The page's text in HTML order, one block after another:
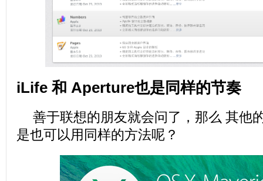
iLife 和 Aperture也是同样的节奏
善于联想的朋友就会问了，那么 其他
是也可以用同样的方法呢？